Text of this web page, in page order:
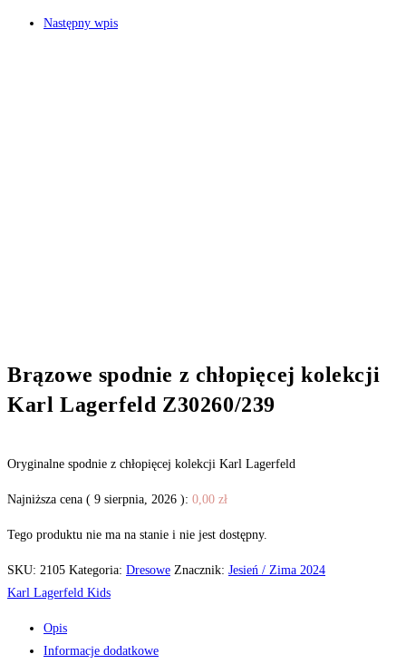
Następny wpis
Brązowe spodnie z chłopięcej kolekcji
Karl Lagerfeld Z30260/239
Oryginalne spodnie z chłopięcej kolekcji Karl Lagerfeld
Najniższa cena ( 9 sierpnia, 2026 ): 0,00 zł
Tego produktu nie ma na stanie i nie jest dostępny.
SKU: 2105 Kategoria: Dresowe Znacznik: Jesień / Zima 2024
Karl Lagerfeld Kids
Opis
Informacje dodatkowe